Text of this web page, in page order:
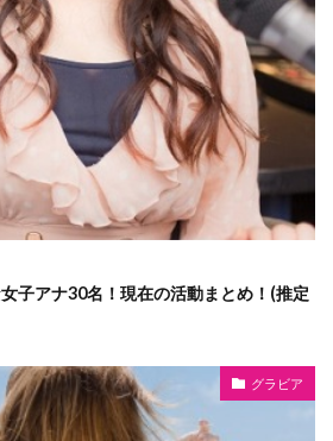
女子アナ30名！現在の活動まとめ！(推定
グラビア